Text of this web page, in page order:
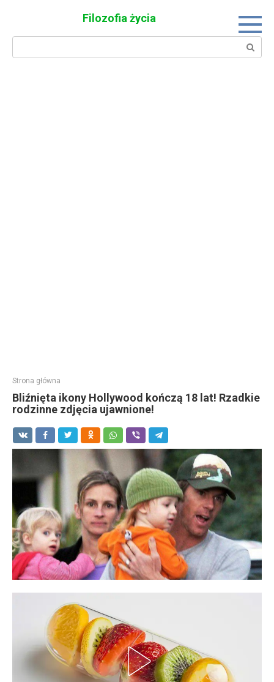
Filozofia życia
Search:
Strona główna
Bliźnięta ikony Hollywood kończą 18 lat! Rzadkie
rodzinne zdjęcia ujawnione!